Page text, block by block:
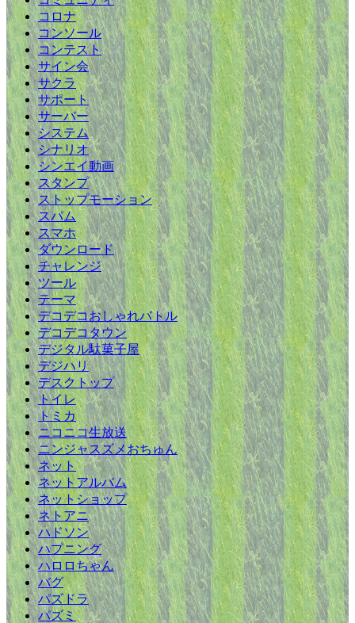
コロナ
コンソール
コンテスト
サイン会
サクラ
サポート
サーバー
システム
シナリオ
シンエイ動画
スタンプ
ストップモーション
スパム
スマホ
ダウンロード
チャレンジ
ツール
テーマ
デコデコおしゃれバトル
デコデコタウン
デジタル駄菓子屋
デジハリ
デスクトップ
トイレ
トミカ
ニコニコ生放送
ニンジャスズメおちゅん
ネット
ネットアルバム
ネットショップ
ネトアニ
ハドソン
ハプニング
ハロロちゃん
バグ
パズドラ
パズミ